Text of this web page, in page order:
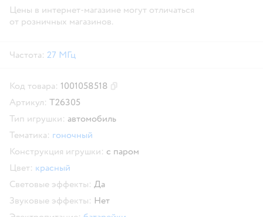
Цены в интернет-магазине могут отличаться
от розничных магазинов.
Частота: 27 МГц
Код товара: 1001058518
Артикул: Т26305
Тип игрушки: автомобиль
Тематика: гоночный
Конструкция игрушки: с паром
Цвет: красный
Световые эффекты: Да
Звуковые эффекты: Нет